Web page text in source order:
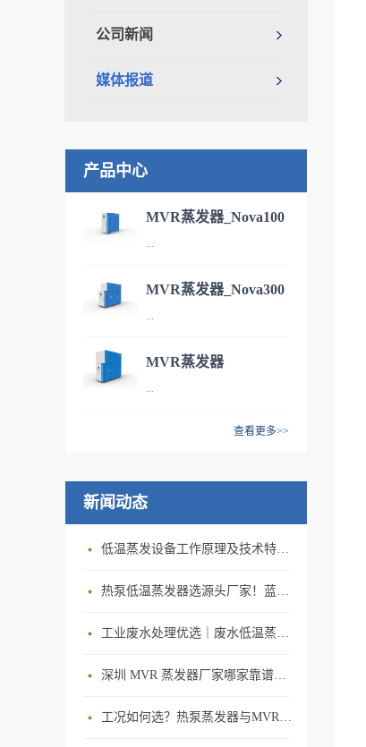
公司新闻
媒体报道
产品中心
MVR蒸发器_Nova100
污水处理设备
...
100L/h 年处理能力600m³/y单
（单位：mm）最小安装面
录、自分析，在线对控制参数
动时，仍保持最佳性能。经济
凝水可回用到工艺中或经过简
缩，可获得高品质的蒸馏水：
配置后处理装置，可直接排
MVR蒸发器_Nova300
污水处理设备
...
300L/h 年处理能力1800m³/y
（单位：mm）最小安装面
器是机械式蒸汽再压缩技术
recompression ）的简称，
身产生的二次蒸汽的能量，从
节能技术，广泛应用于溶液的
蒸汽的回收等工艺过程中。由
MVR蒸发器
_Nova1000 污水处理系
...
力1000L/h 年处理能力
6000m³/y单位能耗：50kWh/m³
尺寸（L*B*H）：
mm）最小安装面积：50㎡ 应
械压缩蒸发是将水蒸汽通过蒸
蒸发器，在蒸发器释放出 潜热
发后与原水进行换热后冷凝成
查看更多>>
新闻动态
低温蒸发设备工作原理及技术特点｜低温蒸发器运行环境与能耗优势解析
热泵低温蒸发器选源头厂家！蓝石低温热泵蒸发器解决中小企业废液处置难题
工业废水处理优选｜废水低温蒸发器 节能型工业废水蒸发器设备厂家
深圳 MVR 蒸发器厂家哪家靠谱？深圳市蓝石环保 MVR 蒸发器，详解 MVR 蒸发器工作原理
工况如何选？热泵蒸发器与MVR蒸发设备精准适配方案